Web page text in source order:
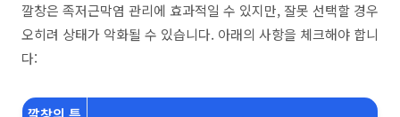
깔창은 족저근막염 관리에 효과적일 수 있지만, 잘못 선택할 경우
오히려 상태가 악화될 수 있습니다. 아래의 사항을 체크해야 합니
다: